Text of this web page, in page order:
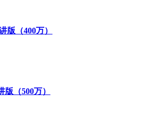
版（400万）
（500万）